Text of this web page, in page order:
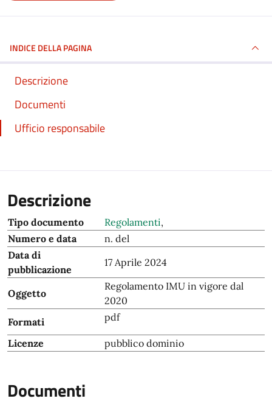
INDICE DELLA PAGINA
Descrizione
Documenti
Ufficio responsabile
Descrizione
Tipo documento Regolamenti,
Numero e data
n. del
Data di
pubblicazione
17 Aprile 2024
Oggetto
Regolamento IMU in vigore dal
2020
Formati
pdf
Licenze pubblico dominio
Documenti